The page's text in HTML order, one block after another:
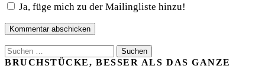
Ja, füge mich zu der Mailingliste hinzu!
Suchen
nach:
BRUCHSTÜCKE, BESSER ALS DAS GANZE